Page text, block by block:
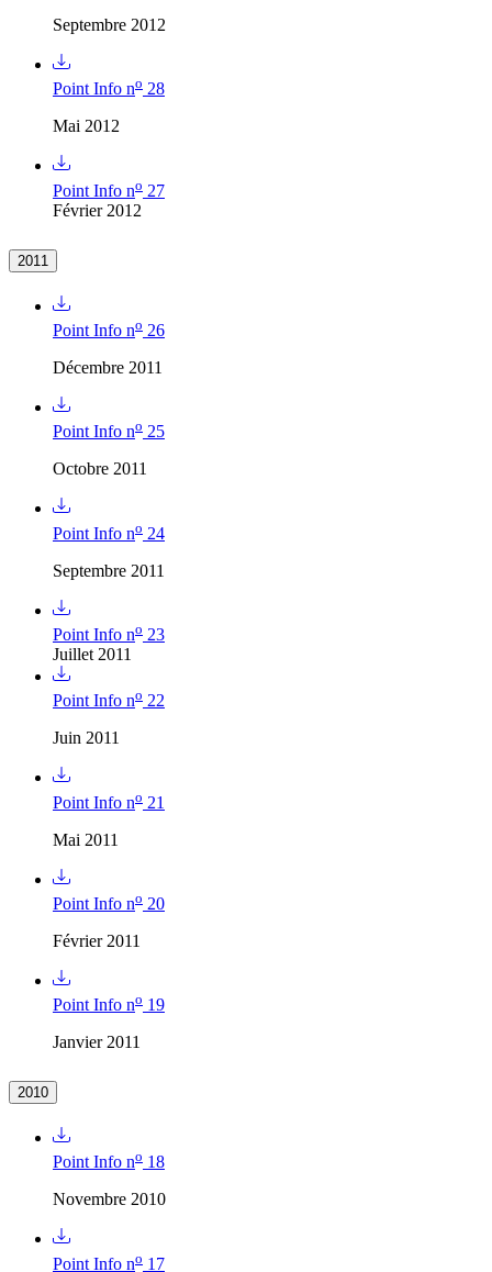
Septembre 2012
Point Info no 28
Mai 2012
Point Info no 27
Février 2012
2011
Point Info no 26
Décembre 2011
Point Info no 25
Octobre 2011
Point Info no 24
Septembre 2011
Point Info no 23
Juillet 2011
Point Info no 22
Juin 2011
Point Info no 21
Mai 2011
Point Info no 20
Février 2011
Point Info no 19
Janvier 2011
2010
Point Info no 18
Novembre 2010
Point Info no 17